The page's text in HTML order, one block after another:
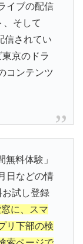
イブの配信
、そして
信されてい
京のドラ
コンテンツ
料体験」
日などの情
試し登録
に、スマ
リ下部の検